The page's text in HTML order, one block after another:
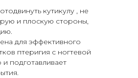
кутикулу , не
и плоскую стороны,
для эффективного
птеригия с ногтевой
подготавливает